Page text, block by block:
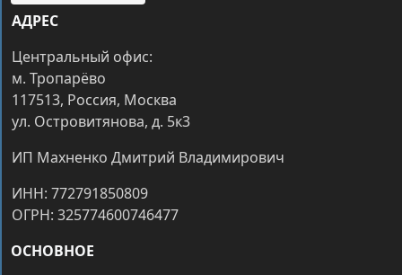
АДРЕС
Центральный офис:
м. Тропарёво
117513, Россия, Москва
ул. Островитянова, д. 5к3
ИП Махненко Дмитрий Владимирович
ИНН: 772791850809
ОГРН: 325774600746477
ОСНОВНОЕ